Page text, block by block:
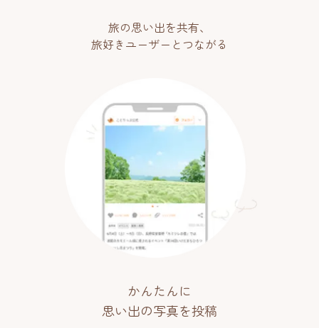
旅の思い出を共有、
旅好きユーザーとつながる
かんたんに
思い出の写真を投稿